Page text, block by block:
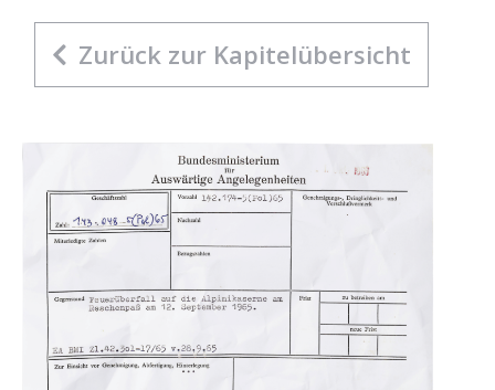
Zurück zur Kapitelübersicht